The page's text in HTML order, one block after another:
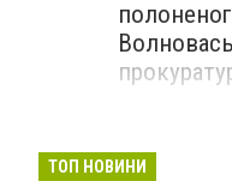
Вчора
ТОП НОВИНИ